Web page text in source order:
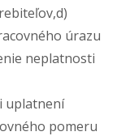
úrazu
neplatnosti
uplatnení
pomeru